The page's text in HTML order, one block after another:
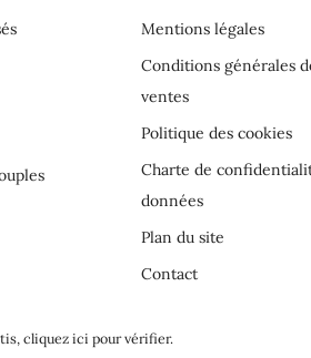
Mentions légales
Conditions générales
ventes
Politique des cookies
Charte de
données
Plan du site
Contact
cliquez ici pour vérifier.